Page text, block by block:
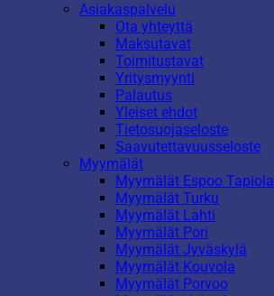
Asiakaspalvelu
Ota yhteyttä
Maksutavat
Toimitustavat
Yritysmyynti
Palautus
Yleiset ehdot
Tietosuojaseloste
Saavutettavuusseloste
Myymälät
Myymälät Espoo Tapiola
Myymälät Turku
Myymälät Lahti
Myymälät Pori
Myymälät Jyväskylä
Myymälät Kouvola
Myymälät Porvoo